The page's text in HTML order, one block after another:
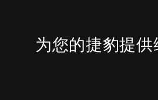
为您的捷豹提供